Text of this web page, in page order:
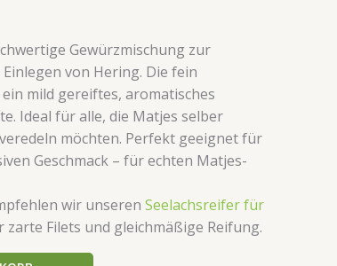
Gewürzmischung zur
von Hering. Die fein
mild gereiftes, aromatisches
Ideal für alle, die Matjes selber
möchten. Perfekt geeignet für
Geschmack – für echten Matjes-
wir unseren Seelachsreifer für
zarte Filets und gleichmäßige Reifung.